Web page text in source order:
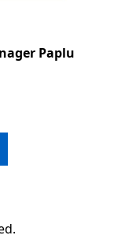
Paplu